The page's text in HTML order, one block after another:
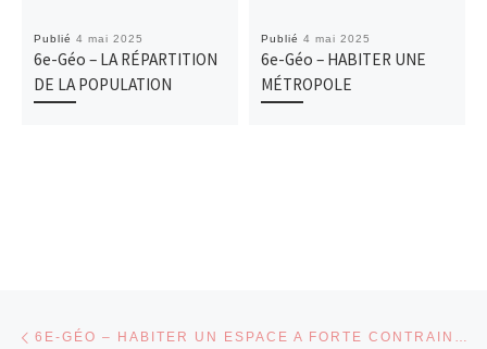
Publié4 mai 2025
6e-Géo – LA RÉPARTITION
DE LA POPULATION
Publié4 mai 2025
6e-Géo – HABITER UNE
MÉTROPOLE
6E-GÉO – HABITER UN ESPACE A FORTE CONTRAINTE